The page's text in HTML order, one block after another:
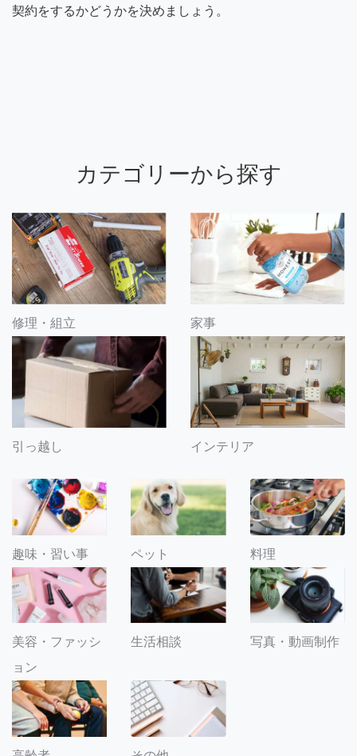
契約をするかどうかを決めましょう。
カテゴリーから探す
修理・組立 家事
引っ越し インテリア
趣味・習い事 ペット 料理
美容・ファッシ
ョン
生活相談 写真・動画制作